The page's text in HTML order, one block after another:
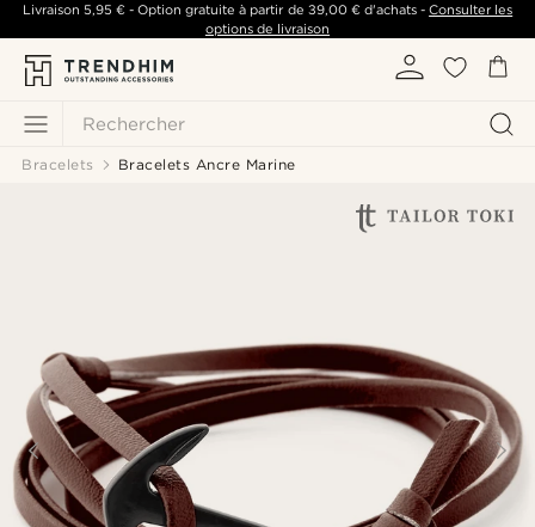
Rechercher
Livraison 5,95 €- Option gratuite à partir de 39,00 €d'achats -Consulter les
options de livraison
Bracelets Bracelets Ancre Marine